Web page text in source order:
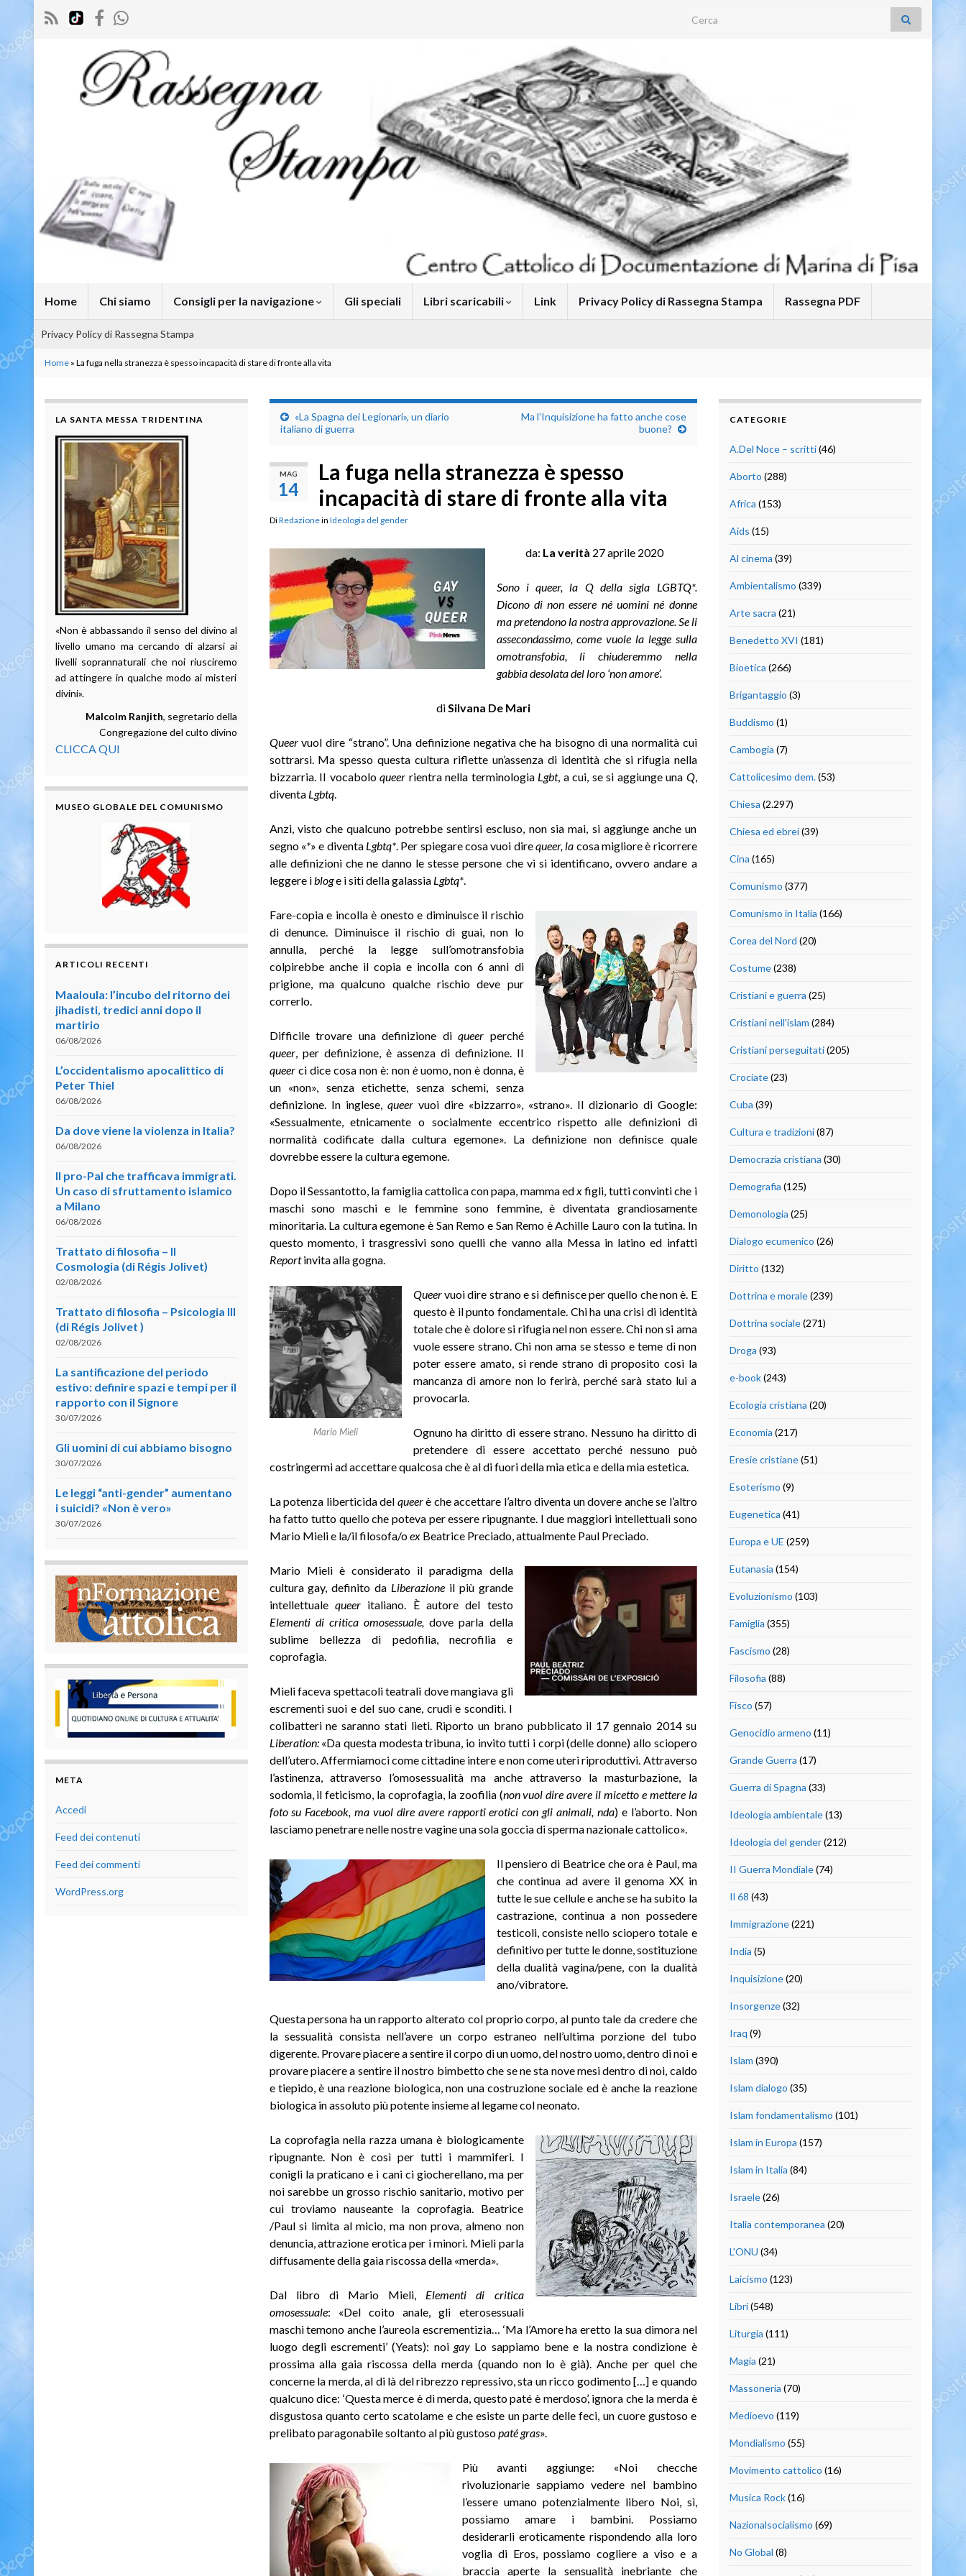
Search for:
Home Chi siamo Consigli per la navigazione Gli speciali Libri scaricabili Link Privacy Policy di Rassegna Stampa Rassegna PDF
Privacy Policy di Rassegna Stampa
Home » La fuga nella stranezza è spesso incapacità di stare di fronte alla vita
«La Spagna dei Legionari», un diario
italiano di guerra
Ma l’Inquisizione ha fatto anche cose
buone?
MAG
14
La fuga nella stranezza è spesso
incapacità di stare di fronte alla vita
DiRedazionein Ideologia del gender
da: La verità 27 aprile 2020
Sono i queer, la Q della sigla LGBTQ*.
Dicono di non essere né uomini né donne
ma pretendono la nostra approvazione. Se li
assecondassimo, come vuole la legge sulla
omotransfobia, li chiuderemmo nella
gabbia desolata del loro ‘non amore’.
di Silvana De Mari
Queervuol dire “strano”. Una definizione negativa che ha bisogno di una normalità cui
sottrarsi. Ma spesso questa cultura riflette un’assenza di identità che si rifugia nella
bizzarria. II vocabolo queer rientra nella terminologia Lgbt, a cui, se si aggiunge una Q,
diventa Lgbtq.
Anzi, visto che qualcuno potrebbe sentirsi escluso, non sia mai, si aggiunge anche un
segno «*» e diventa Lgbtq*. Per spiegare cosa vuoi direqueer, la cosa migliore è ricorrere
alle definizioni che ne danno le stesse persone che vi si identificano, ovvero andare a
leggere i bloge i siti della galassia Lgbtq*.
Fare-copia e incolla è onesto e diminuisce il rischio
di denunce. Diminuisce il rischio di guai, non lo
annulla, perché la legge sull’omotransfobia
colpirebbe anche il copia e incolla con 6 anni di
prigione, ma qualcuno qualche rischio deve pur
correrlo.
Difficile trovare una definizione di queer perché
queer, per definizione, è assenza di definizione. Il
queerci dice cosa non è: non è uomo, non è donna, è
un «non», senza etichette, senza schemi, senza
definizione. In inglese, queer vuoi dire «bizzarro», «strano». Il dizionario di Google:
«Sessualmente, etnicamente o socialmente eccentrico rispetto alle definizioni di
normalità codificate dalla cultura egemone». La definizione non definisce quale
dovrebbe essere la cultura egemone.
Dopo il Sessantotto, la famiglia cattolica con papa, mamma ed xfigli, tutti convinti che i
maschi sono maschi e le femmine sono femmine, è diventata grandiosamente
minoritaria. La cultura egemone è San Remo e San Remo è Achille Lauro con la tutina. In
questo momento, i trasgressivi sono quelli che vanno alla Messa in latino ed infatti
Reportinvita alla gogna.
Mario Mieli
Queervuoi dire strano e si definisce per quello che non è. E
questo è il punto fondamentale. Chi ha una crisi di identità
totale che è dolore si rifugia nel non essere. Chi non si ama
vuole essere strano. Chi non ama se stesso e teme dì non
poter essere amato, si rende strano di proposito così la
mancanza di amore non lo ferirà, perché sarà stato lui a
provocarla.
Ognuno ha diritto di essere strano. Nessuno ha diritto di
pretendere di essere accettato perché nessuno può
costringermi ad accettare qualcosa che è al di fuori della mia etica e della mia estetica.
La potenza liberticida del queerè che accettare l’altro diventa un dovere anche se l’altro
ha fatto tutto quello che poteva per essere ripugnante. I due maggiori intellettuali sono
Mario Mieli e la/il filosofa/oexBeatrice Preciado, attualmente Paul Preciado.
Mario Mieli è considerato il paradigma della
cultura gay, definito da Liberazioneil più grande
intellettuale queeritaliano. È autore del testo
Elementi di critica omosessuale,dove parla della
sublime bellezza di pedofilia, necrofilia e
coprofagia.
Mieli faceva spettacoli teatrali dove mangiava gli
escrementi suoi e del suo cane, crudi e sconditi. I
colibatteri ne saranno stati lieti. Riporto un brano pubblicato il 17 gennaio 2014 su
Liberation: «Da questa modesta tribuna, io invito tutti i corpi (delle donne) allo sciopero
dell’utero. Affermiamoci come cittadine intere e non come uteri riproduttivi. Attraverso
l’astinenza, attraverso l’omosessualità ma anche attraverso la masturbazione, la
sodomia, il feticismo, la coprofagia, la zoofilia (non vuol dire avere il micetto e mettere la
foto su Facebook, ma vuol dire avere rapporti erotici con gli animali, nda) e l’aborto. Non
lasciamo penetrare nelle nostre vagine una sola goccia di sperma nazionale cattolico».
Il pensiero di Beatrice che ora è Paul, ma
che continua ad avere il genoma XX in
tutte le sue cellule e anche se ha subito la
castrazione, continua a non possedere
testicoli, con­siste nello sciopero totale e
definitivo per tutte le donne, sostituzione
della dualità vagina/pene, con la dualità
ano/vibratore.
Questa persona ha un rapporto alterato col proprio corpo, al punto tale da credere che
la sessualità consista nell’avere un corpo estraneo nell’ultima porzione del tubo
digerente. Provare piacere a sentire il corpo di un uomo, del nostro uomo, dentro di noi e
provare piacere a sentire il nostro bimbetto che se ne sta nove mesi dentro di noi, caldo
e tiepido, è una reazione biologica, non una costruzione sociale ed è anche la reazione
biologica in assoluto più potente insieme al legame col neonato.
La coprofagia nella razza umana è biologicamente
ripugnante. Non è così per tutti i mammiferi. I
conigli la praticano e i cani ci giocherellano, ma per
noi sarebbe un grosso rischio sanitario, motivo per
cui troviamo nauseante la coprofagia. Beatrice
/Paul si limita al micio, ma non prova, almeno non
denuncia, attrazione erotica per i minori. Mieli parla
diffusamente della gaia riscossa della «merda».
Dal libro di Mario Mieli, Elementi di critica
omosessuale: «Del coito anale, gli eterosessuali
maschi temono anche l’aureola escrementizia… ‘Ma l’Amore ha eretto la sua dimora nel
luogo degli escrementi’ (Yeats): noigay Lo sappiamo bene e la nostra condizione è
prossima alla gaia riscossa della merda (quando non lo è già). Anche per quel che
concerne la merda, al di là del ribrezzo repressivo, sta un ricco godimento […] e quando
qualcuno dice: ‘Questa merce è di merda, questo paté è merdoso’, ignora che la merda è
disgustosa quanto certo scatolame e che esiste un parte delle feci, un cuore gustoso e
prelibato paragonabile soltanto al più gustosopaté gras».
Più avanti aggiunge: «Noi checche
rivoluzionarie sappiamo vedere nel bambino
l’essere umano potenzialmente libero Noi, sì,
possiamo amare i bambini. Possiamo
desiderarli eroticamente rispondendo alla loro
voglia di Eros, possiamo cogliere a viso e a
braccia aperte la sensualità inebriante che
LA SANTA MESSA TRIDENTINA
«Non è abbassando il senso del divino al
livello umano ma cercando di alzarsi ai
livelli soprannaturali che noi riusciremo
ad attingere in qualche modo ai misteri
divini».
Malcolm Ranjith, segretario della
Congregazione del culto divino
CLICCA QUI
MUSEO GLOBALE DEL COMUNISMO
ARTICOLI RECENTI
Maaloula: l’incubo del ritorno dei
jihadisti, tredici anni dopo il
martirio
06/08/2026
L’occidentalismo apocalittico di
Peter Thiel
06/08/2026
Da dove viene la violenza in Italia?
06/08/2026
Il pro-Pal che trafficava immigrati.
Un caso di sfruttamento islamico
a Milano
06/08/2026
Trattato di filosofia – II
Cosmologia (di Régis Jolivet)
02/08/2026
Trattato di filosofia – Psicologia III
(di Régis Jolivet )
02/08/2026
La santificazione del periodo
estivo: definire spazi e tempi per il
rapporto con il Signore
30/07/2026
Gli uomini di cui abbiamo bisogno
30/07/2026
Le leggi “anti-gender” aumentano
i suicidi? «Non è vero»
30/07/2026
META
Accedi
Feed dei contenuti
Feed dei commenti
WordPress.org
CATEGORIE
A.Del Noce – scritti(46)
Aborto (288)
Africa (153)
Aids (15)
Al cinema (39)
Ambientalismo (339)
Arte sacra (21)
Benedetto XVI (181)
Bioetica (266)
Brigantaggio (3)
Buddismo (1)
Cambogia (7)
Cattolicesimo dem.(53)
Chiesa (2.297)
Chiesa ed ebrei(39)
Cina (165)
Comunismo (377)
Comunismo in Italia (166)
Corea del Nord (20)
Costume(238)
Cristiani e guerra (25)
Cristiani nell'islam (284)
Cristiani perseguitati(205)
Crociate(23)
Cuba (39)
Cultura e tradizioni(87)
Democrazia cristiana (30)
Demografia (125)
Demonologia (25)
Dialogo ecumenico (26)
Diritto (132)
Dottrina e morale(239)
Dottrina sociale(271)
Droga (93)
e-book(243)
Ecologia cristiana (20)
Economia (217)
Eresie cristiane(51)
Esoterismo (9)
Eugenetica (41)
Europa e UE (259)
Eutanasia (154)
Evoluzionismo (103)
Famiglia (355)
Fascismo (28)
Filosofia (88)
Fisco (57)
Genocidio armeno (11)
Grande Guerra (17)
Guerra di Spagna (33)
Ideologia ambientale(13)
Ideologia del gender(212)
II Guerra Mondiale(74)
Il 68 (43)
Immigrazione(221)
India (5)
Inquisizione(20)
Insorgenze(32)
Iraq (9)
Islam (390)
Islam dialogo (35)
Islam fondamentalismo (101)
Islam in Europa (157)
Islam in Italia (84)
Israele(26)
Italia contemporanea (20)
L'ONU (34)
Laicismo (123)
Libri(548)
Liturgia (111)
Magia (21)
Massoneria (70)
Medioevo (119)
Mondialismo (55)
Movimento cattolico (16)
Musica Rock(16)
Nazionalsocialismo (69)
No Global (8)